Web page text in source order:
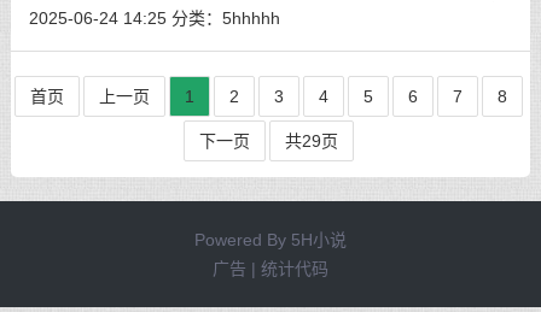
脚一蹬，前脚一蹭，双腿如抱月开弓，弹身掠起，带动身体如离
2025-06-24 14:25 分类： 5hhhhh
首页 上一页 1 2 3 4 5 6 7 8
下一页 共29页
Powered By 5H小说
广告 | 统计代码